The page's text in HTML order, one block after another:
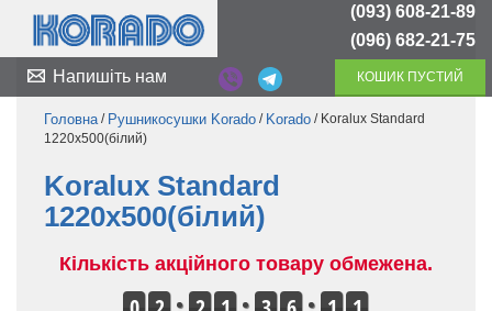
(093) 608-21-89
(096) 682-21-75
Напишіть нам
КОШИК ПУСТИЙ
Головна / Рушникосушки Korado / Korado / Koralux Standard
1220x500(білий)
Koralux Standard
1220x500(білий)
Кількість акційного товару обмежена.
0